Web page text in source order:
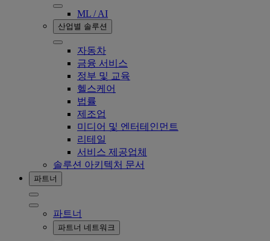
ML / AI
산업별 솔루션
자동차
금융 서비스
정부 및 교육
헬스케어
법률
제조업
미디어 및 엔터테인먼트
리테일
서비스 제공업체
솔루션 아키텍처 문서
파트너
파트너
파트너 네트워크